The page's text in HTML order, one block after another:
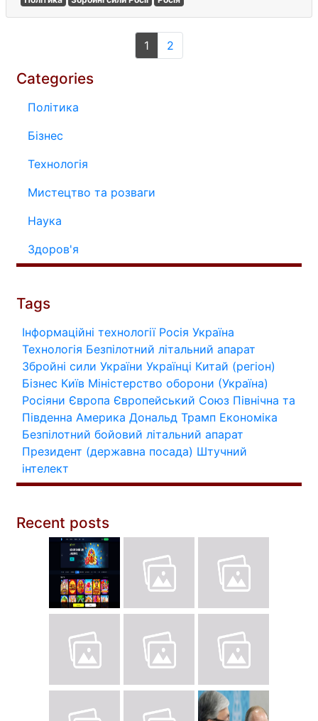
1 2
Categories
Політика
Бізнес
Технологія
Мистецтво та розваги
Наука
Здоров'я
Tags
Інформаційні технології Росія Україна
Технологія Безпілотний літальний апарат
Збройні сили України Українці Китай (регіон)
Бізнес Київ Міністерство оборони (Україна)
Росіяни Європа Європейський Союз Північна та
Південна Америка Дональд Трамп Економіка
Безпілотний бойовий літальний апарат
Президент (державна посада) Штучний
інтелект
Recent posts